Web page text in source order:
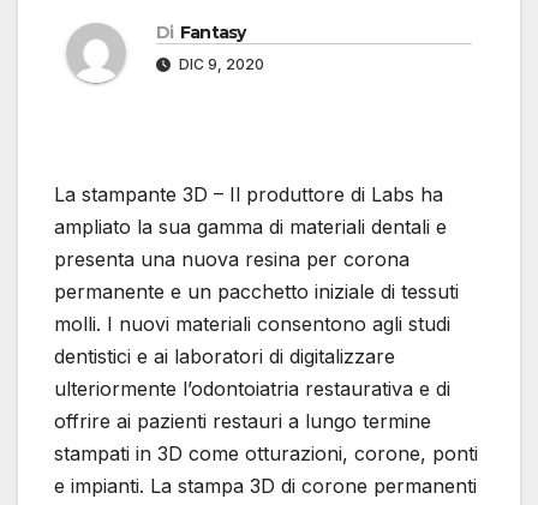
Di Fantasy
DIC 9, 2020
La stampante 3D – Il produttore di Labs ha
ampliato la sua gamma di materiali dentali e
presenta una nuova resina per corona
permanente e un pacchetto iniziale di tessuti
molli. I nuovi materiali consentono agli studi
dentistici e ai laboratori di digitalizzare
ulteriormente l’odontoiatria restaurativa e di
offrire ai pazienti restauri a lungo termine
stampati in 3D come otturazioni, corone, ponti
e impianti. La stampa 3D di corone permanenti